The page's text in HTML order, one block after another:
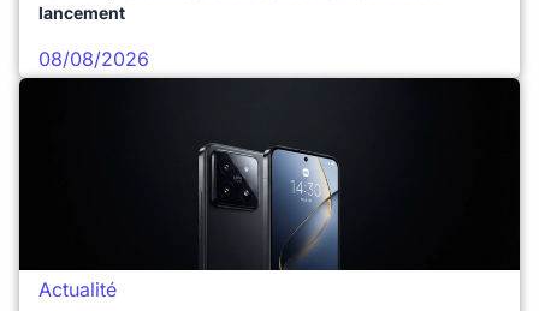
lancement
08/08/2026
Actualité